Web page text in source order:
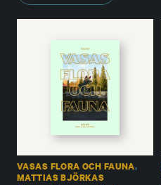
VASAS FLORA OCH FAUNA,
MATTIAS BJÖRKAS